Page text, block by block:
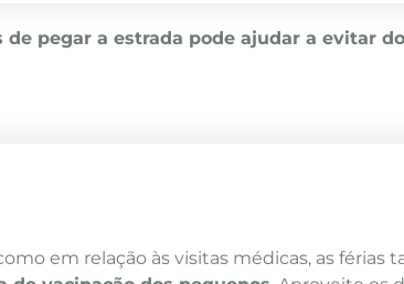
pegar a estrada pode ajudar a evitar
em relação às visitas médicas, as férias